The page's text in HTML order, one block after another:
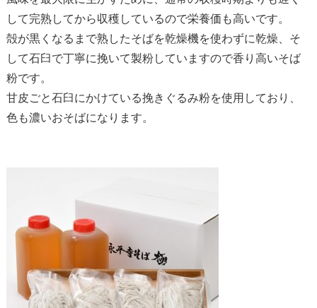
して完熟してから収穫しているので栄養価も高いです。
殻が黒くなるまで熟したそばを乾燥機を使わずに乾燥、そ
して石臼で丁寧に挽いて製粉していますので香り高いそば
粉です。
甘皮ごと石臼にかけている挽きぐるみ粉を使用しており、
色も濃いおそばになります。